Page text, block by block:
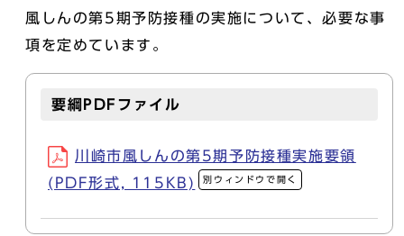
風しんの第5期予防接種の実施について、必要な事
項を定めています。
要綱PDFファイル
川崎市風しんの第5期予防接種実施要領
(PDF形式, 115KB)
別ウィンドウで開く